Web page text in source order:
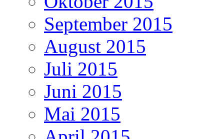
September 2015
August 2015
Juli 2015
Juni 2015
Mai 2015